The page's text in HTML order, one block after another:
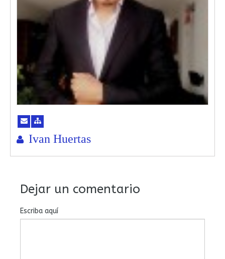
Ivan Huertas
Dejar un comentario
Escriba aquí